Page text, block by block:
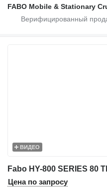
ВИДЕО
Цена по запросу